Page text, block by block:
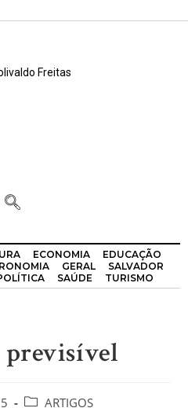
Freitas
ECONOMIA
EDUCAÇÃO
GERAL
SALVADOR
SAÚDE TURISMO
previsível
ARTIGOS